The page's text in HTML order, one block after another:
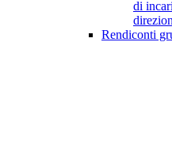
di
Rendiconti